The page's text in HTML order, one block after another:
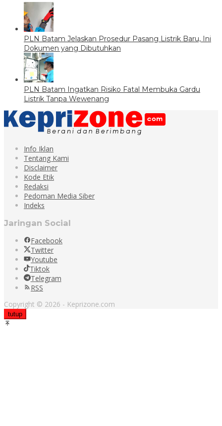
PLN Batam Jelaskan Prosedur Pasang Listrik Baru, Ini
Dokumen yang Dibutuhkan
PLN Batam Ingatkan Risiko Fatal Membuka Gardu
Listrik Tanpa Wewenang
Info Iklan
Tentang Kami
Disclaimer
Kode Etik
Redaksi
Pedoman Media Siber
Indeks
Jaringan Social
Facebook
Twitter
Youtube
Tiktok
Telegram
RSS
Copyright © 2026 - Keprizone.com
tutup